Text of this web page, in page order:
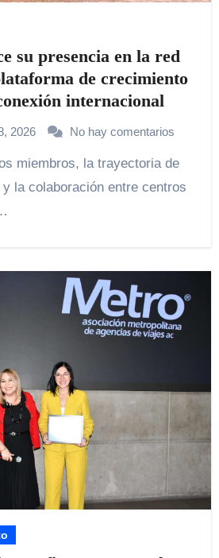
su presencia en la red
de crecimiento
internacional
2026 No hay comentarios
la colaboración entre centros